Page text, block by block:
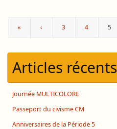
« ‹ 3 4 5
Articles récents
Journée MULTICOLORE
Passeport du civisme CM
Anniversaires de la Période 5